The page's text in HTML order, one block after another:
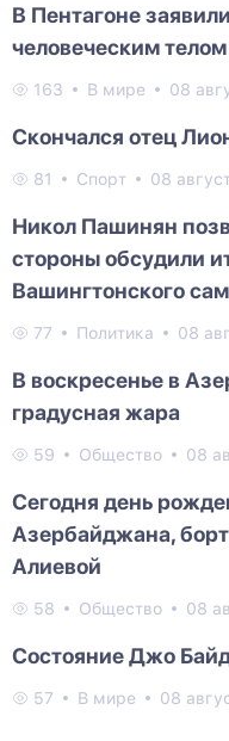
В Пентагоне
человеческим
163 В мире 08
Скончался отец
81 Спорт 08
Никол Пашинян
стороны обсудили
Вашингтонского
77 Политика 08
В воскресенье в
градусная жара
59 Общество 08
Сегодня день
Азербайджана,
Алиевой
58 Общество 08
Состояние Джо
57 В мире 08